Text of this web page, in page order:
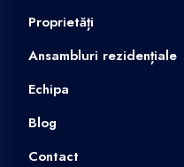
Proprietăți
Ansambluri rezidențiale
Echipa
Blog
Contact